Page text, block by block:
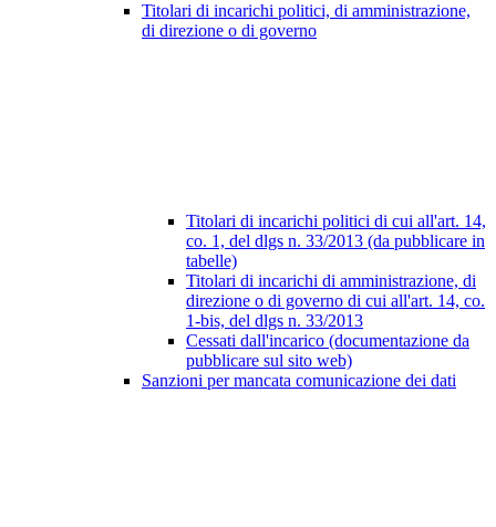
Titolari di incarichi politici, di amministrazione,
di direzione o di governo
Titolari di incarichi politici di cui all'art. 14,
co. 1, del dlgs n. 33/2013 (da pubblicare in
tabelle)
Titolari di incarichi di amministrazione, di
direzione o di governo di cui all'art. 14, co.
1-bis, del dlgs n. 33/2013
Cessati dall'incarico (documentazione da
pubblicare sul sito web)
Sanzioni per mancata comunicazione dei dati